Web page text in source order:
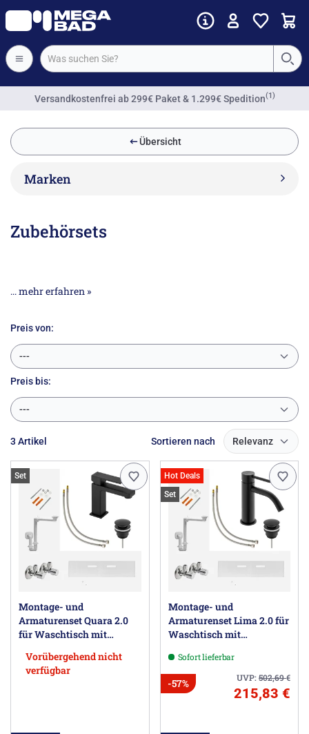
Versandkostenfrei ab 299€ Paket & 1.299€ Spedition(1)
Übersicht
Marken
Zubehörsets
... mehr erfahren »
Preis von:
---
Preis bis:
---
3 Artikel Sortieren nach Relevanz
Set
Montage- und
Armaturenset Quara 2.0
für Waschtisch mit
Vorübergehend nicht
verfügbar
Hot Deals
Set
Montage- und
Armaturenset Lima 2.0 für
Waschtisch mit
Sofort lieferbar
UVP:502,69€
-57%
215,83 €